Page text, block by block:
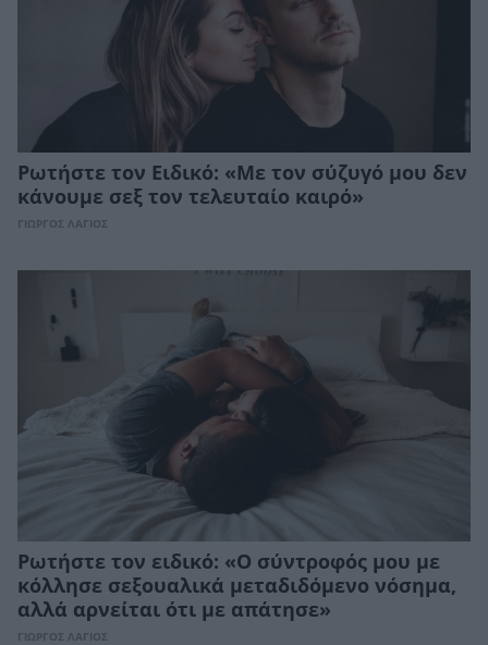
Ρωτήστε τον Ειδικό: «Με τον σύζυγό μου δεν
κάνουμε σεξ τον τελευταίο καιρό»
ΓΙΩΡΓΟΣ ΛΑΓΙΟΣ
Ρωτήστε τον ειδικό: «Ο σύντροφός μου με
κόλλησε σεξουαλικά μεταδιδόμενο νόσημα,
αλλά αρνείται ότι με απάτησε»
ΓΙΩΡΓΟΣ ΛΑΓΙΟΣ